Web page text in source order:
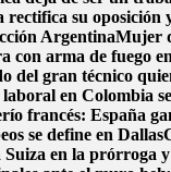
su
ArgentinaMujer
con arma de fuego
del gran técnico
en Colombia
francés: España
se define en Dallas
en la prórroga